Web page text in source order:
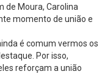
de Moura, Carolina
momento de união e
é comum vermos os
Por isso,
reforçam a união